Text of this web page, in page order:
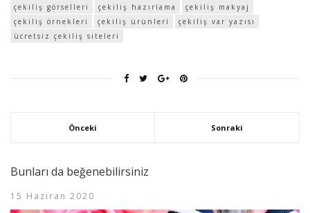
çekiliş görselleri çekiliş hazırlama
çekiliş makyaj
çekiliş örnekleri
çekiliş ürünleri
çekiliş var yazısı
ücretsiz çekiliş siteleri
Önceki Sonraki
Bunları da beğenebilirsiniz
15 Haziran 2020